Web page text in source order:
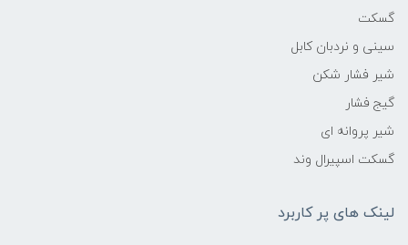
گسکت
سینی و نردبان کابل
شیر فشار شکن
گیج فشار
شیر پروانه ای
گسکت اسپیرال وند
لینک های پر کاربرد